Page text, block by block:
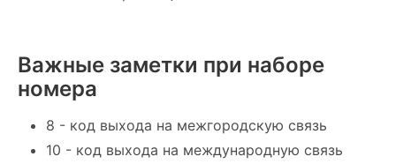
Важные заметки при наборе
номера
8 - код выхода на межгородскую связь
10 - код выхода на международную связь